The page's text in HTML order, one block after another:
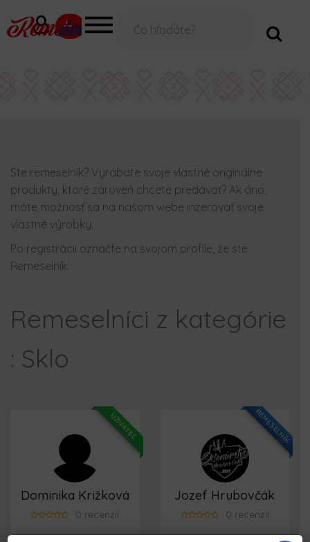
Ste remeselník? Vyrábate svoje vlastné originálne
produkty, ktoré zároveň chcete predávať? Ak áno,
máte možnosť sa na našom webe inzerovať svoje
vlastné výrobky.
Po registrácii označte na svojom profile, že ste
Remeselník.
Remeselníci z kategórie
: Sklo
UŽIVATEĽ
Dominika Križková
0 recenzií
REMESELNÍK
Jozef Hrubovčák
0 recenzií